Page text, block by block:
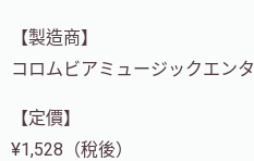
【製造商】
コロムビアミュージックエン
【定價】
¥1,528（稅後）